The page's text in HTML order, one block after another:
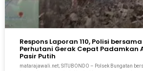
Respons Laporan 110, Polisi
Perhutani Gerak Cepat Padamkan
Pasir Putih
matarajawali.net; SITUBONDO – Polsek Bungatan